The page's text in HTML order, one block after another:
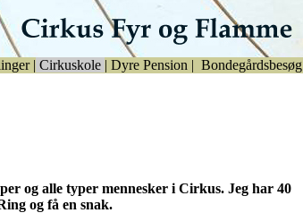
| Cirkuskole | Dyre Pension | Bondegårdsbesøg
og alle typer mennesker i Cirkus. Jeg har 40
og få en snak.